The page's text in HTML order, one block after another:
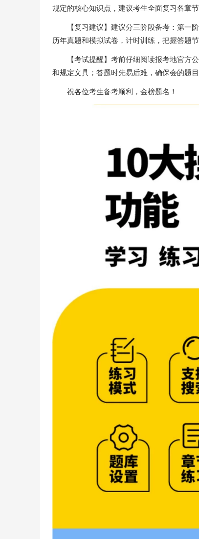
规定的核心知识点，建议考生全面复习各章
【复习建议】建议分三阶段备考：第一
历年真题和模拟试卷，计时训练，把握答题节
【考试提醒】考前仔细阅读报考地官方
和规定文具；答题时先易后难，确保会的题目
祝各位考生备考顺利，金榜题名！